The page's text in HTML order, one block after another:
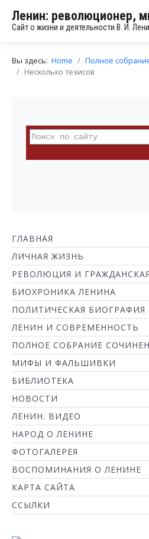
Ленин: революционер,
Сайт о жизни и деятельности В. И.
Вы здесь: Home Полное
Несколько тезисов
ГЛАВНАЯ
ЛИЧНАЯ ЖИЗНЬ
РЕВОЛЮЦИЯ И
БИОХРОНИКА ЛЕНИНА
ПОЛИТИЧЕСКАЯ БИОГРАФИЯ
ЛЕНИН И СОВРЕМЕННОСТЬ
ПОЛНОЕ СОБРАНИЕ
МИФЫ И ФАЛЬШИВКИ
БИБЛИОТЕКА
НОВОСТИ
ЛЕНИН. ВИДЕО
НАРОД О ЛЕНИНЕ
ФОТОГАЛЕРЕЯ
ВОСПОМИНАНИЯ О ЛЕНИНЕ
КАРТА САЙТА
ССЫЛКИ